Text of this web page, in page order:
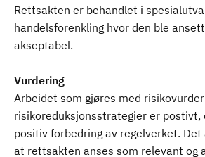
Rettsakten er behandlet i
handelsforenkling hvor den ble
akseptabel.
Vurdering
Arbeidet som gjøres med
risikoreduksjonsstrategier er postivt,
positiv forbedring av regelverket.
at rettsakten anses som relevant og